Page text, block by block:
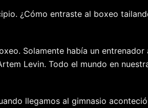
¿Cómo entraste al boxeo
Solamente había un entrenador
Levin. Todo el mundo en
llegamos al gimnasio